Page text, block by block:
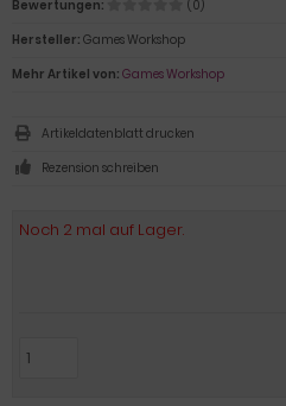
Noch 2 mal auf Lager.
Bewertungen:
(0)
Hersteller: Games Workshop
Mehr Artikel von: Games Workshop
Artikeldatenblatt drucken
Rezension schreiben